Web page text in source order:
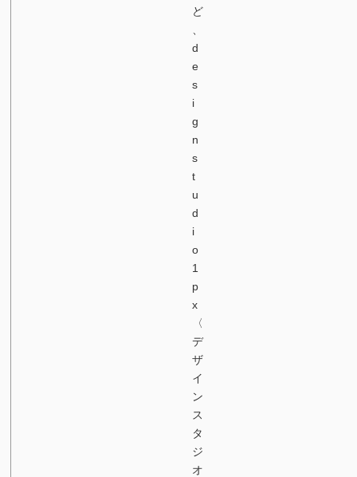
ど
d
e
s
i
g
n
s
t
u
d
i
o
1
p
x
〈
デ
ザ
イ
ン
ス
タ
ジ
オ